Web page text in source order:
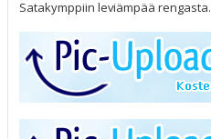
Satakymppiin leviämpää rengasta.